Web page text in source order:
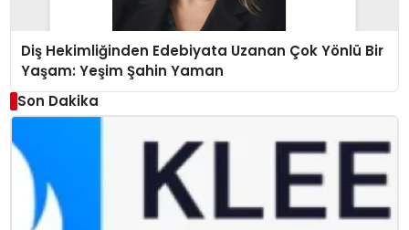
Diş Hekimliğinden Edebiyata Uzanan Çok Yönlü Bir
Yaşam: Yeşim Şahin Yaman
Son Dakika